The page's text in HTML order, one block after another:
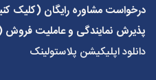
درخواست مشاوره رایگان (کلیک
پذیرش نمایندگی و عاملیت فروش
دانلود اپلیکیشن پلاستولینک